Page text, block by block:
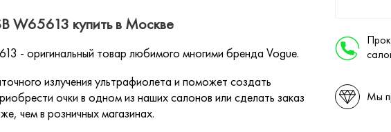
Мы
W65613 купить в Москве
- оригинальный товар любимого многими бренда Vogue.
излучения ультрафиолета и поможет создать
очки в одном из наших салонов или сделать заказ
чем в розничных магазинах.